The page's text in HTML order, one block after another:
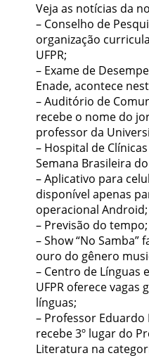
Veja as notícias da
– Conselho de
organização
UFPR;
– Exame de
Enade, acontece
– Auditório de
recebe o nome do
professor da
– Hospital de
Semana Brasileira
– Aplicativo para
disponível apenas
operacional Android;
– Previsão do tempo;
– Show “No Samba”
ouro do gênero
– Centro de Línguas
UFPR oferece
línguas;
– Professor Eduardo
recebe 3º lugar do
Literatura na